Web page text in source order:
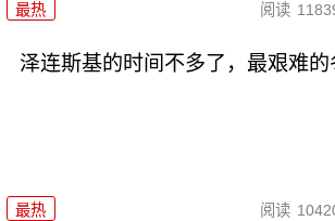
最热 阅读
泽连斯基的时间不多了，最艰难的
最热 阅读